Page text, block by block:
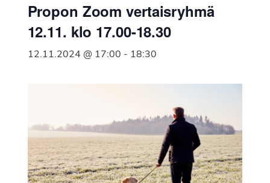
Suomen
jäsenjärjestö.
Propon Zoom vertaisryhmä
12.11. klo 17.00-18.30
12.11.2024 @ 17:00 - 18:30